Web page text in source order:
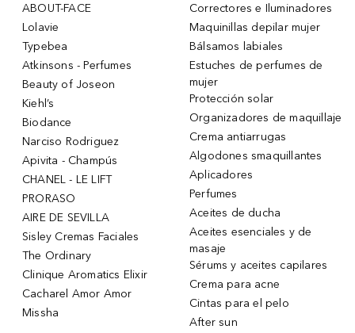
ABOUT-FACE
Lolavie
Typebea
Atkinsons - Perfumes
Beauty of Joseon
Kiehl’s
Biodance
Narciso Rodriguez
Apivita - Champús
CHANEL - LE LIFT
PRORASO
AIRE DE SEVILLA
Sisley Cremas Faciales
The Ordinary
Clinique Aromatics Elixir
Cacharel Amor Amor
Missha
Correctores e Iluminadores
Maquinillas depilar mujer
Bálsamos labiales
Estuches de perfumes de
mujer
Protección solar
Organizadores de maquillaje
Crema antiarrugas
Algodones smaquillantes
Aplicadores
Perfumes
Aceites de ducha
Aceites esenciales y de
masaje
Sérums y aceites capilares
Crema para acne
Cintas para el pelo
After sun